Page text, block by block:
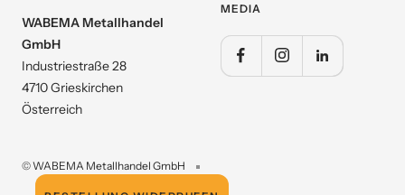
WABEMA Metallhandel
GmbH
Industriestraße 28
4710 Grieskirchen
Österreich
MEDIA
© WABEMA Metallhandel GmbH